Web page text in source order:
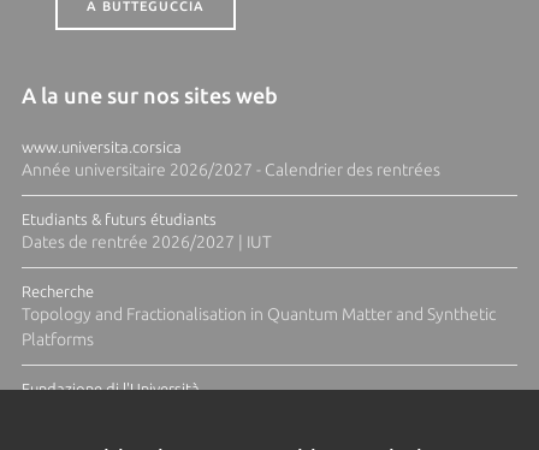
A BUTTEGUCCIA
A la une sur nos sites web
www.universita.corsica
Année universitaire 2026/2027 - Calendrier des rentrées
Etudiants & futurs étudiants
Dates de rentrée 2026/2027 | IUT
Recherche
Topology and Fractionalisation in Quantum Matter and Synthetic
Platforms
Fundazione di l'Università